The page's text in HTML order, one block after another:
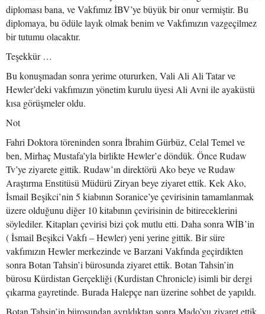
diploması bana, ve Vakfımız İBV’ye büyük bir onur vermiştir. Bu
diplomaya, bu ödüle layık olmak benim ve Vakfımızın vazgeçilmez
bir tutumu olacaktır.
Teşekkür …
Bu konuşmadan sonra yerime otururken, Vali Ali Ali Tatar ve
Hewler’deki vakfımızın yönetim kurulu üyesi Ali Avni ile ayaküstü
kısa görüşmeler oldu.
Not
Fahri Doktora töreninden sonra İbrahim Gürbüz, Celal Temel ve
ben, Mirhaç Mustafa’yla birlikte Hewler’e döndük. Önce Rudaw
Tv’ye ziyarete gittik. Rudaw’ın direktörü Ako beye ve Rudaw
Araştırma Enstitüsü Müdürü Ziryan beye ziyaret ettik. Kek Ako,
İsmail Beşikci’nin 5 kiabının Soranice’ye çevirisinin tamamlanmak
üzere olduğunu diğer 10 kitabının çevirisinin de bitireceklerini
söylediler. Kitapları çevirisi bizi çok mutlu etti. Daha sonra WİB’in
( İsmail Beşikci Vakfı – Hewler) yeni yerine gittik. Bir süre
vakfımızın Hewler merkezinde ve Barzani Vakfında geçirdikten
sonra Botan Tahsin’i bürosunda ziyaret ettik. Botan Tahsin’in
bürosu Kürdistan Gerçekliği (Kurdistan Chronicle) isimli bir dergi
çıkarma gayretinde. Burada Halepçe narı üzerine sohbet de yapıldı.
Botan Tahsin’in bürosundan ayrıldıktan sonra Mado’yu ziyaret ettik.